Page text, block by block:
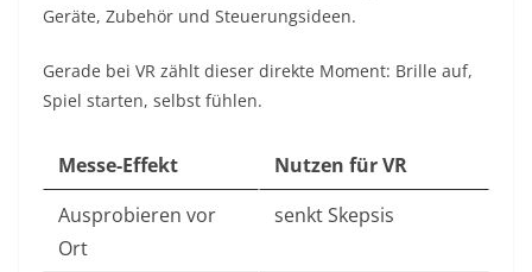
Geräte, Zubehör und Steuerungsideen.
Gerade bei VR zählt dieser direkte Moment: Brille auf,
Spiel starten, selbst fühlen.
Messe-Effekt
Nutzen für VR
Ausprobieren vor
Ort
senkt Skepsis